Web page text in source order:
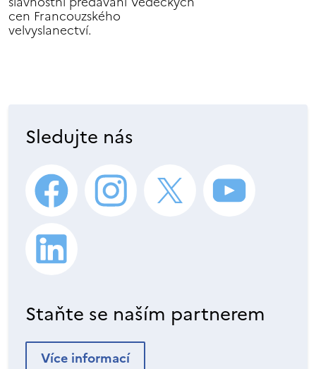
cen Francouzského
velvyslanectví.
Sledujte nás
Staňte se naším partnerem
Více informací